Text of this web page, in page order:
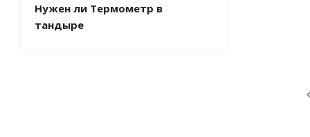
Нужен ли Термометр в
тандыре